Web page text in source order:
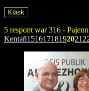
5 respont war 316 -
Kentañ15161718192021